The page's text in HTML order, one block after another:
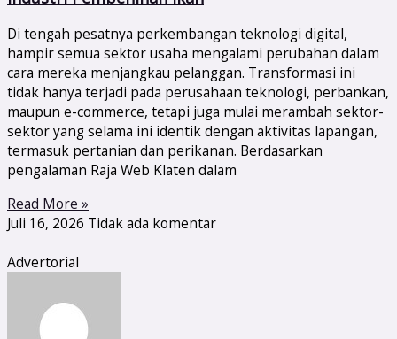
Di tengah pesatnya perkembangan teknologi digital,
hampir semua sektor usaha mengalami perubahan dalam
cara mereka menjangkau pelanggan. Transformasi ini
tidak hanya terjadi pada perusahaan teknologi, perbankan,
maupun e-commerce, tetapi juga mulai merambah sektor-
sektor yang selama ini identik dengan aktivitas lapangan,
termasuk pertanian dan perikanan. Berdasarkan
pengalaman Raja Web Klaten dalam
Read More »
Juli 16, 2026 Tidak ada komentar
Advertorial